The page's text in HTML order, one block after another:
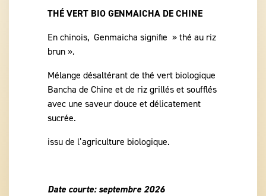
THÉ VERT BIO GENMAICHA DE CHINE
En chinois, Genmaicha signifie » thé au riz
brun ».
Mélange désaltérant de thé vert biologique
Bancha de Chine et de riz grillés et soufflés
avec une saveur douce et délicatement
sucrée.
issu de l’agriculture biologique.
Date courte: septembre 2026